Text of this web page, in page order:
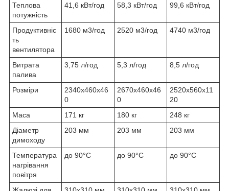
Теплова
потужність
41,6 кВт/год 58,3 кВт/год 99,6 кВт/год
Продуктивніс
ть
вентилятора
1680 м3/год 2520 м3/год 4740 м3/год
Витрата
палива
3,75 л/год 5,3 л/год 8,5 л/год
Розміри
2340x460x46
0
2670х460х46
0
2520х560х11
20
Маса
171 кг 180 кг
248 кг
Діаметр
димоходу
203 мм 203 мм 203 мм
Температура
нагрівання
повітря
до 90°C до 90°C до 90°C